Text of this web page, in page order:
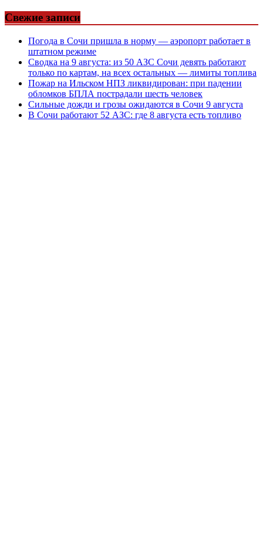
Свежие записи
Погода в Сочи пришла в норму — аэропорт работает в
штатном режиме
Сводка на 9 августа: из 50 АЗС Сочи девять работают
только по картам, на всех остальных — лимиты топлива
Пожар на Ильском НПЗ ликвидирован: при падении
обломков БПЛА пострадали шесть человек
Сильные дожди и грозы ожидаются в Сочи 9 августа
В Сочи работают 52 АЗС: где 8 августа есть топливо